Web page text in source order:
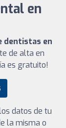
en
dentistas en
de alta en
es gratuito!
datos de tu
la misma o